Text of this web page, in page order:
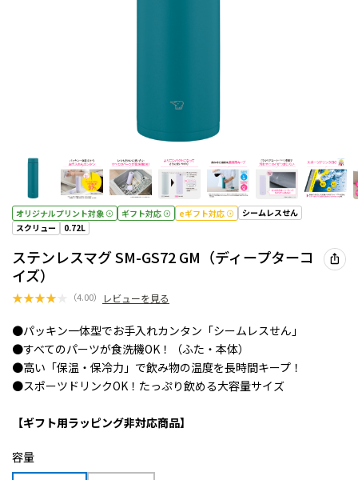
オリジナルプリント対象 ギフト対応 eギフト対応
シームレスせん
スクリュー
0.72L
ステンレスマグ SM-GS72 GM（ディープターコ
イズ）
★★★★ （4.00） レビューを見る
●パッキン一体型でお手入れカンタン「シームレスせん」
●すべてのパーツが食洗機OK！（ふた・本体）
●高い「保温・保冷力」で飲み物の温度を長時間キープ！
●スポーツドリンクOK！たっぷり飲める大容量サイズ
【ギフト用ラッピング非対応商品】
容量